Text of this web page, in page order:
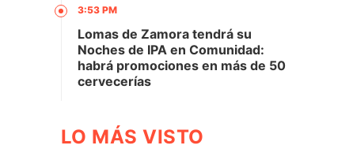
3:53 PM
Lomas de Zamora tendrá su
Noches de IPA en Comunidad:
habrá promociones en más de 50
cervecerías
LO MÁS VISTO